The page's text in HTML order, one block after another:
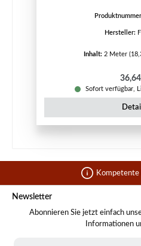
Hersteller:
Inhalt: 2 Meter
Sofort verfügbar,
Kompetente
Newsletter
Abonnieren Sie jetzt einfach
Informationen